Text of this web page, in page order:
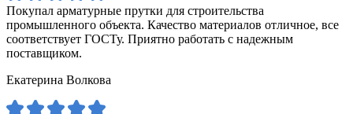
Покупал арматурные прутки для строительства
промышленного объекта. Качество материалов отличное, все
соответствует ГОСТу. Приятно работать с надежным
поставщиком.
Екатерина Волкова